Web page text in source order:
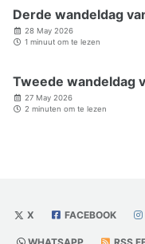
Derde wandeldag
28 May 2026
1 minuut om te lezen
Tweede wandeldag
27 May 2026
2 minuten om te lezen
X FACEBOOK